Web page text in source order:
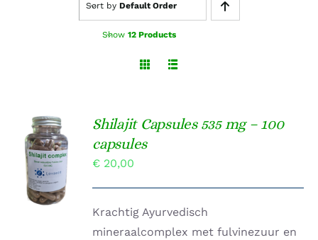
Sort by Default Order
Show 12 Products
TOEVOEGEN
AAN
WINKELWAGEN
/
DETAILS
Shilajit Capsules 535 mg – 100
capsules
€ 20,00
Krachtig Ayurvedisch
mineraalcomplex met fulvinezuur en